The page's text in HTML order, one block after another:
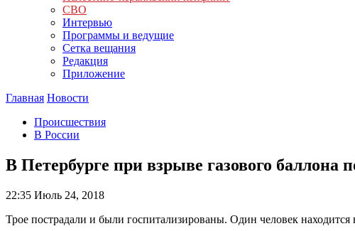
СВО
Интервью
Программы и ведущие
Сетка вещания
Редакция
Приложение
Главная Новости
Происшествия
В России
В Петербурге при взрыве газового баллона
22:35 Июль 24, 2018
Трое пострадали и были госпитализированы. Один человек